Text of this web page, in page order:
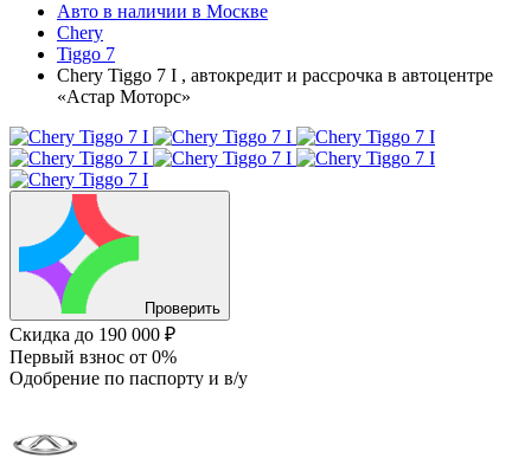
Авто в наличии в Москве
Chery
Tiggo 7
Chery Tiggo 7 I , автокредит и рассрочка в автоцентре
«Астар Моторс»
Проверить
Скидка до 190 000 ₽
Первый взнос от 0%
Одобрение по паспорту и в/у